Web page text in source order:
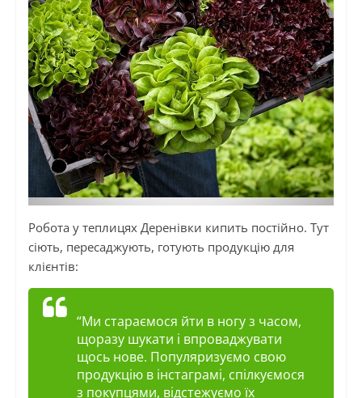
Робота у теплицях Деренівки кипить постійно. Тут
сіють, пересаджують, готують продукцію для
клієнтів:
“Ми стараємося йти в ногу з часом,
щоразу шукати і впроваджувати
щось нове. Популяризуємо свою
продукцію в інстаграмі, спілкуємося
з покупцями, відстежуємо їх